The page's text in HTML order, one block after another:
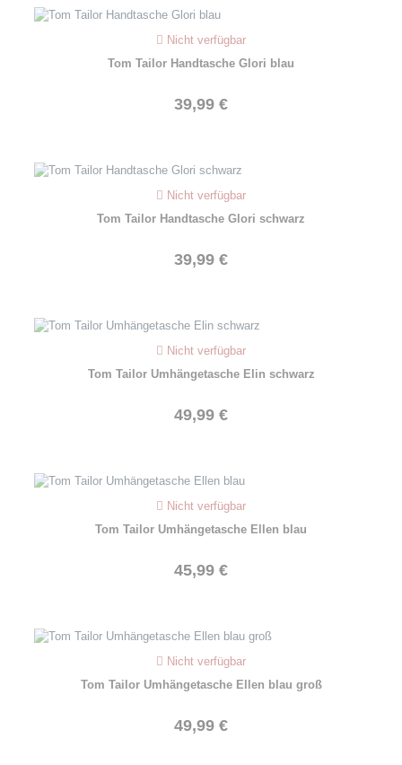
Nicht verfügbar
Tom Tailor Handtasche Glori blau
39,99 €
Nicht verfügbar
Tom Tailor Handtasche Glori schwarz
39,99 €
Nicht verfügbar
Tom Tailor Umhängetasche Elin schwarz
49,99 €
Nicht verfügbar
Tom Tailor Umhängetasche Ellen blau
45,99 €
Nicht verfügbar
Tom Tailor Umhängetasche Ellen blau groß
49,99 €